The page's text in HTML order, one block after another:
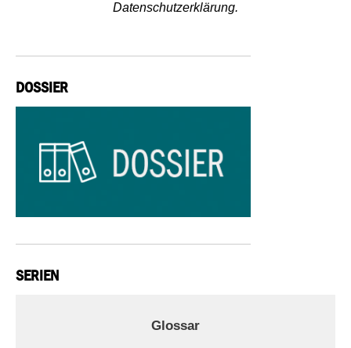
Datenschutzerklärung.
DOSSIER
SERIEN
Glossar